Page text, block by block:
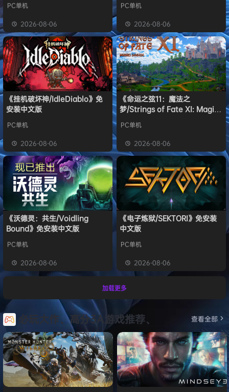
PC单机
2026-08-06
PC单机
2026-08-06
《挂机破坏神/IdleDiablo》免
安装中文版
PC单机
2026-08-06
《命运之弦11：魔法之
梦/Strings of Fate XI: Magic
PC单机
2026-08-06
《沃德灵：共生/Voidling
Bound》免安装中文版
PC单机
2026-08-06
《电子炼狱/SEKTORI》免安装
中文版
PC单机
2026-08-06
加载更多
必玩大作、高分3A游戏推荐、 查看全部